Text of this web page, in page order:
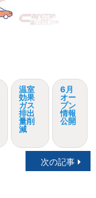
温室
効果
ガス
排出
量削
減
6月
オー
プン
情報
公開
次の記事